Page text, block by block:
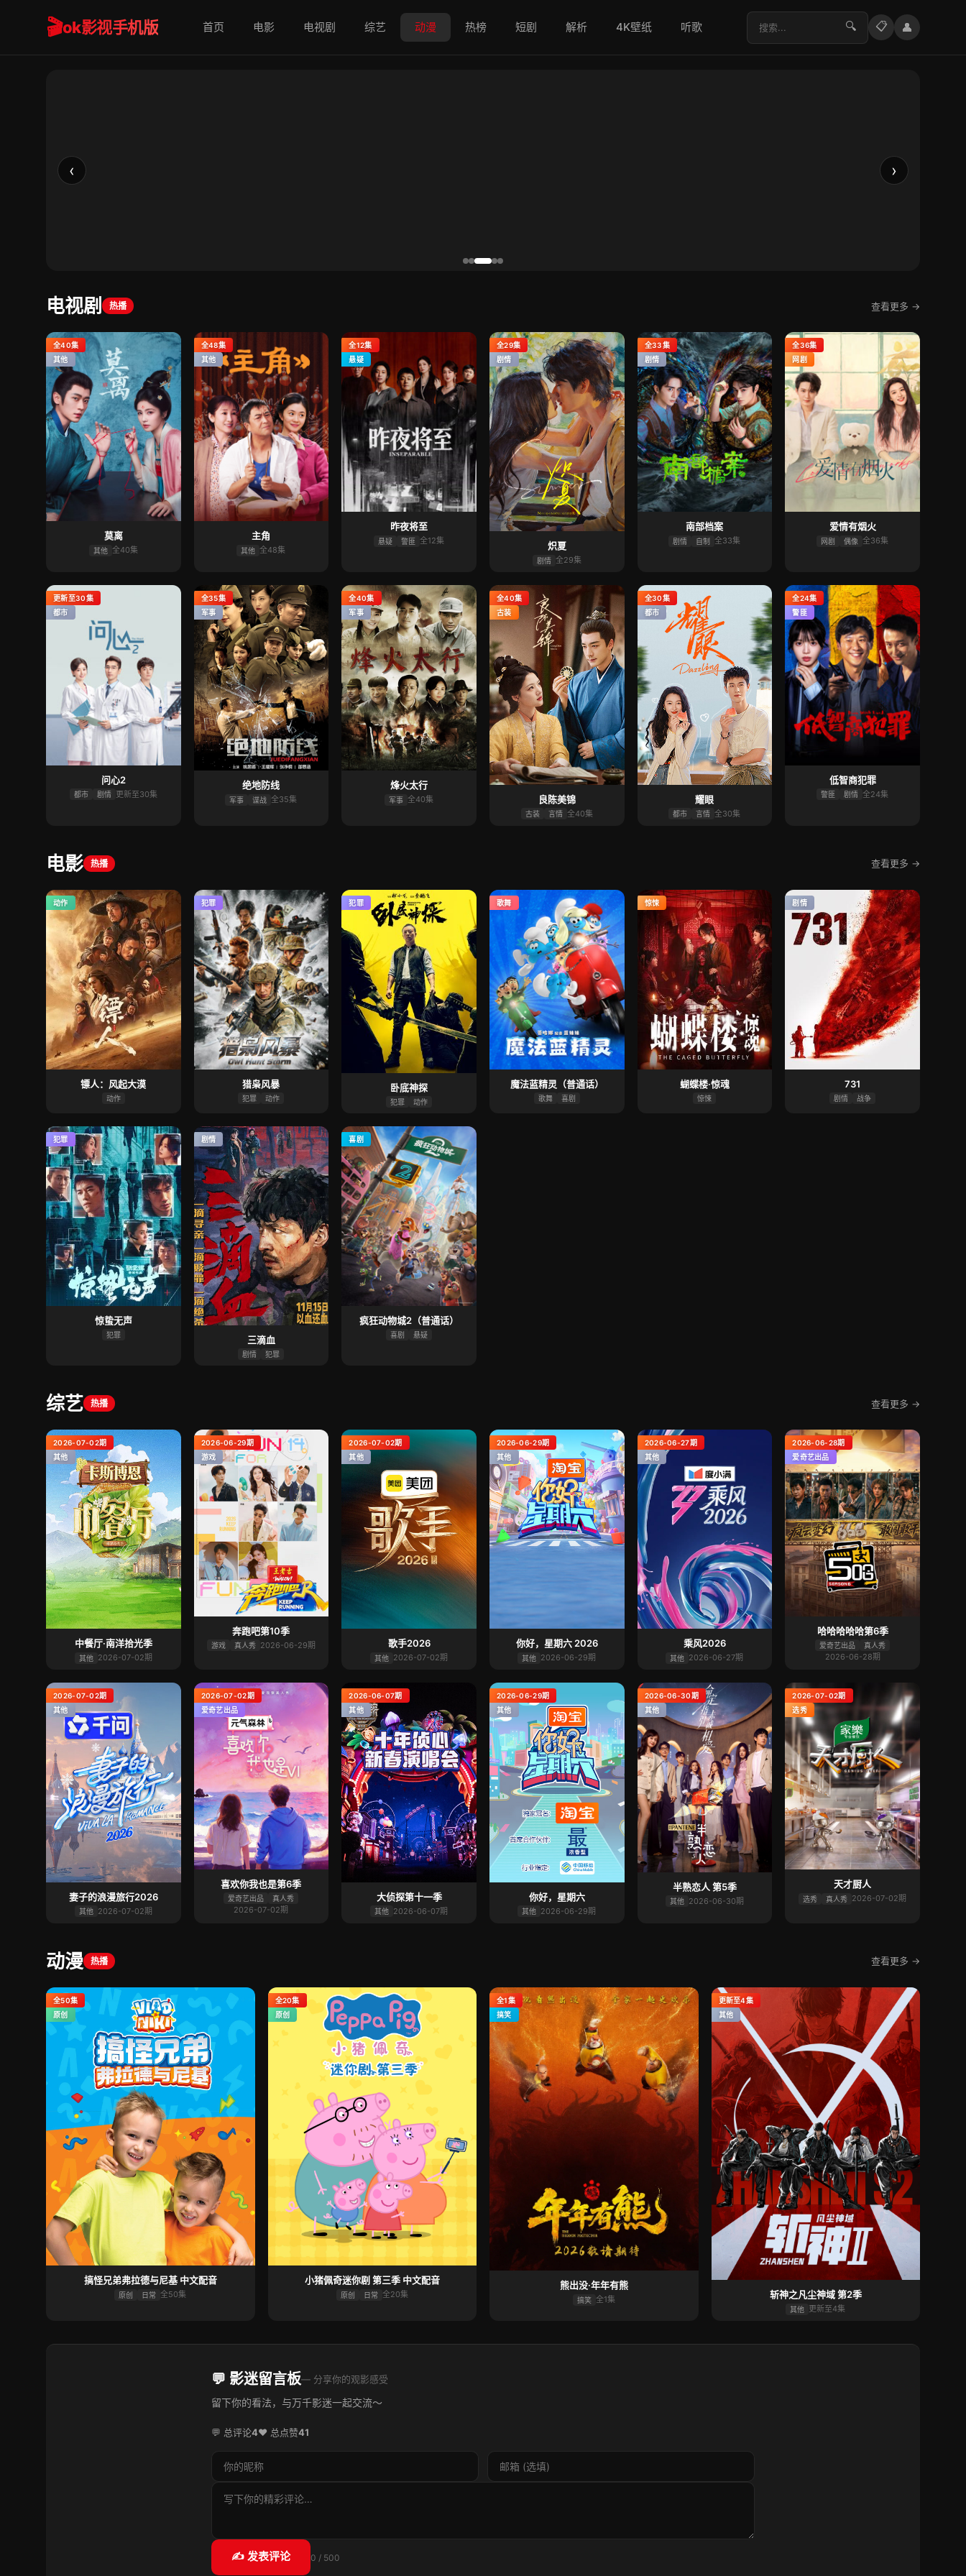
🎬ok影视手机版 首页 电影 电视剧 综艺 动漫 热榜 短剧 解析 4K壁纸 听歌 🔍 📋 👤
‹ ›
电视剧 热播 查看更多 →
全40集
其他
莫离
其他 全40集
全48集
其他
主角
其他 全48集
全12集
悬疑
昨夜将至
悬疑 警匪 全12集
全29集
剧情
炽夏
剧情 全29集
全33集
剧情
南部档案
剧情 自制 全33集
全36集
网剧
爱情有烟火
网剧 偶像 全36集
更新至30集
都市
问心2
都市 剧情 更新至30集
全35集
军事
绝地防线
军事 谍战 全35集
全40集
军事
烽火太行
军事 全40集
全40集
古装
良陈美锦
古装 言情 全40集
全30集
都市
耀眼
都市 言情 全30集
全24集
警匪
低智商犯罪
警匪 剧情 全24集
电影 热播 查看更多 →
动作
镖人：风起大漠
动作
犯罪
猎枭风暴
犯罪 动作
犯罪
卧底神探
犯罪 动作
歌舞
魔法蓝精灵（普通话）
歌舞 喜剧
惊悚
蝴蝶楼·惊魂
惊悚
剧情
731
剧情 战争
犯罪
惊蛰无声
犯罪
剧情
三滴血
剧情 犯罪
喜剧
疯狂动物城2（普通话）
喜剧 悬疑
综艺 热播 查看更多 →
2026-07-02期
其他
中餐厅·南洋拾光季
其他 2026-07-02期
2026-06-29期
游戏
奔跑吧第10季
游戏 真人秀 2026-06-29期
2026-07-02期
其他
歌手2026
其他 2026-07-02期
2026-06-29期
其他
你好，星期六 2026
其他 2026-06-29期
2026-06-27期
其他
乘风2026
其他 2026-06-27期
2026-06-28期
爱奇艺出品
哈哈哈哈哈第6季
爱奇艺出品 真人秀
2026-06-28期
2026-07-02期
其他
妻子的浪漫旅行2026
其他 2026-07-02期
2026-07-02期
爱奇艺出品
喜欢你我也是第6季
爱奇艺出品 真人秀
2026-07-02期
2026-06-07期
其他
大侦探第十一季
其他 2026-06-07期
2026-06-29期
其他
你好，星期六
其他 2026-06-29期
2026-06-30期
其他
半熟恋人 第5季
其他 2026-06-30期
2026-07-02期
选秀
天才厨人
选秀 真人秀 2026-07-02期
动漫 热播 查看更多 →
全50集
原创
搞怪兄弟弗拉德与尼基 中文配音
原创 日常 全50集
全20集
原创
小猪佩奇迷你剧 第三季 中文配音
原创 日常 全20集
全1集
搞笑
熊出没·年年有熊
搞笑 全1集
更新至4集
其他
斩神之凡尘神域 第2季
其他 更新至4集
💬 影迷留言板— 分享你的观影感受
留下你的看法，与万千影迷一起交流～
💬 总评论4❤️ 总点赞41
✍️ 发表评论 0 / 500